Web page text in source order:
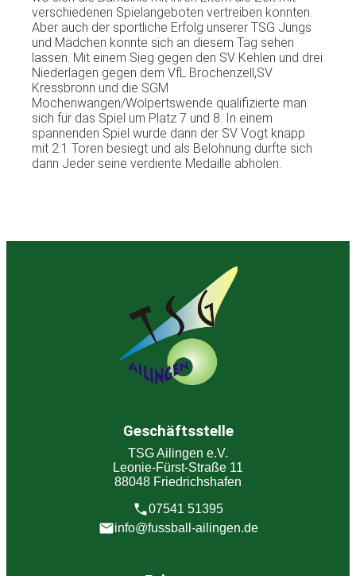
verschiedenen Spielangeboten vertreiben konnten.
Aber auch der sportliche Erfolg unserer TSG Jungs
und Mädchen konnte sich an diesem Tag sehen
lassen. Mit einem Sieg gegen den SV Kehlen und drei
Niederlagen gegen dem VfL Brochenzell,SV
Kressbronn und die SGM
Mochenwangen/Wolpertswende qualifizierte man
sich für das Spiel um Platz 7 und 8. In einem
spannenden Spiel wurde dann der SV Vogt knapp
mit 2:1 Toren besiegt und als Belohnung durfte sich
dann Jeder seine verdiente Medaille abholen.
Geschäftsstelle
TSG Ailingen e.V.
Leonie-Fürst-Straße 11
88048 Friedrichshafen
07541 51395
info@fussball-ailingen.de